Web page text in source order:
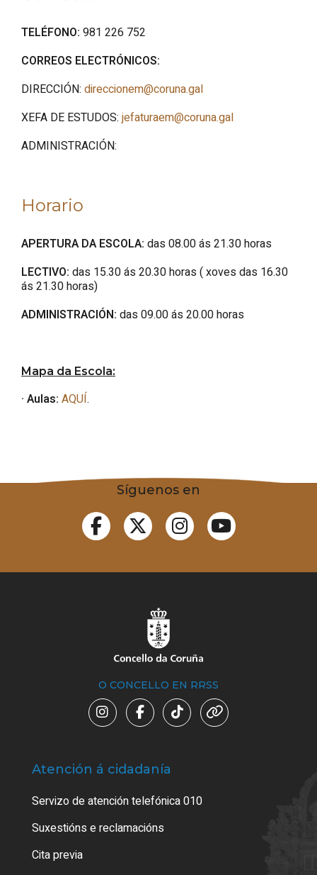
TELÉFONO: 981 226 752
CORREOS ELECTRÓNICOS:
DIRECCIÓN: direccionem@coruna.gal
XEFA DE ESTUDOS: jefaturaem@coruna.gal
ADMINISTRACIÓN:
Horario
APERTURA DA ESCOLA: das 08.00 ás 21.30 horas
LECTIVO: das 15.30 ás 20.30 horas ( xoves das 16.30
ás 21.30 horas)
ADMINISTRACIÓN: das 09.00 ás 20.00 horas
Mapa da Escola:
· Aulas: AQUÍ.
Síguenos en
O CONCELLO EN RRSS
Atención á cidadanía
Servizo de atención telefónica 010
Suxestións e reclamacións
Cita previa